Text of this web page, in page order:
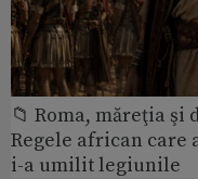
📁 Roma, măreţia şi
Regele african care
i-a umilit legiunile